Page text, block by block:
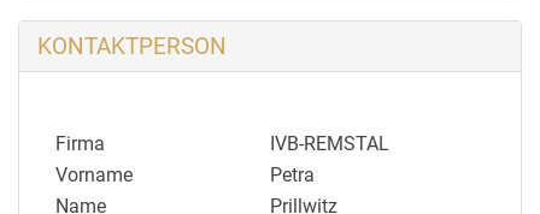
Die Stadt Lorch ist die fünftgrößte Stadt des
Landkreises und eine begehrte Wohngemeinde. Durch
Regionalschnellbahn Stuttgart-Aalen hat man eine
ausgezeichnete Verkehrsanbindung in Richtung
Stuttgart, Aalen und Göppingen.
KONTAKTPERSON
Firma
IVB-REMSTAL
Vorname
Petra
Name
Prillwitz